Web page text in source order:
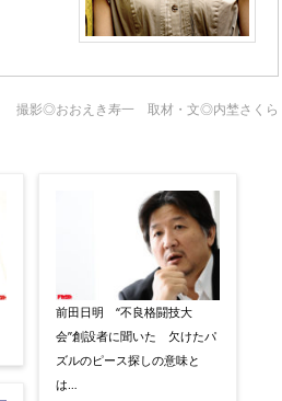
撮影◎おおえき寿一 取材・文◎内埜さくら
前田日明 “不良格闘技大
会”創設者に聞いた 欠けたパ
ズルのピース探しの意味と
は…